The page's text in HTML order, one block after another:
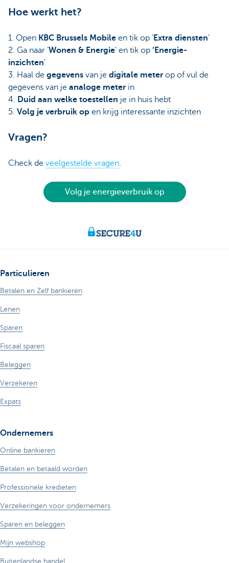
Hoe werkt het?
1. Open KBC Brussels Mobile en tik op ‘Extra diensten’
2. Ga naar ‘Wonen & Energie’ en tik op ‘Energie-
inzichten’
3. Haal de gegevens van je digitale meter op of vul de
gegevens van je analoge meter in
4.
Duid aan welke toestellen je in huis hebt
5. Volg je verbruik op en krijg interessante inzichten
Vragen?
Check de veelgestelde vragen
Volg je energieverbruik op
Particulieren
Betalen en Zelf bankieren
Lenen
Sparen
Fiscaal sparen
Beleggen
Verzekeren
Expats
Ondernemers
Online bankieren
Betalen en betaald worden
Professionele kredieten
Verzekeringen voor ondernemers
Sparen en beleggen
Mijn webshop
Buitenlandse handel